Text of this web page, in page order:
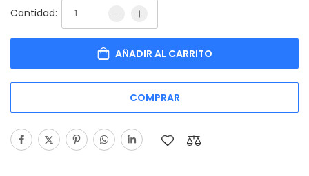
Cantidad:
AÑADIR AL CARRITO
COMPRAR